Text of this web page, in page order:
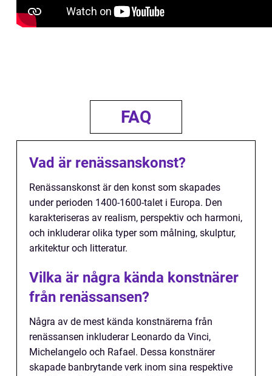
FAQ
Vad är renässanskonst?
Renässanskonst är den konst som skapades
under perioden 1400-1600-talet i Europa. Den
karakteriseras av realism, perspektiv och harmoni,
och inkluderar olika typer som målning, skulptur,
arkitektur och litteratur.
Vilka är några kända konstnärer
från renässansen?
Några av de mest kända konstnärerna från
renässansen inkluderar Leonardo da Vinci,
Michelangelo och Rafael. Dessa konstnärer
skapade banbrytande verk inom sina respektive